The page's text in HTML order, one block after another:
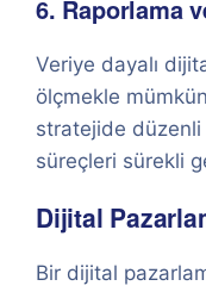
6. Raporlama
Veriye dayalı
ölçmekle
stratejide
süreçleri sürekli
Dijital
Bir dijital